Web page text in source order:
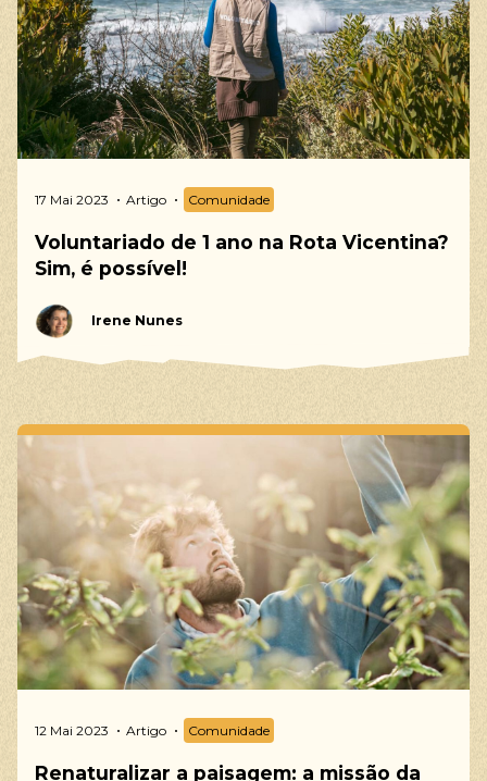
17 Mai 2023 Artigo Comunidade
Voluntariado de 1 ano na Rota Vicentina?
Sim, é possível!
Irene Nunes
12 Mai 2023 Artigo Comunidade
Renaturalizar a paisagem: a missão da